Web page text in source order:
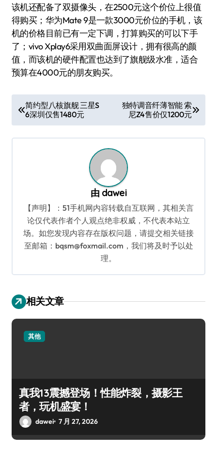
该机还配备了双摄像头，在2500元这个价位上很值
得购买；华为Mate 9是一款3000元价位的手机，该
机的价格目前已有一定下调，打算购买的可以下手
了；vivo Xplay6采用双曲面屏设计，拥有很高的颜
值，而该机的硬件配置也达到了旗舰级水准，适合
预算在4000元的朋友购买。
章
导
简约型八核旗舰 三星S
6深圳仅售1480元
独特调音纤薄智能 索
尼Z4售价仅1200元
由 dawei
【声明】：51手机网内容转载自互联网，其相关言
论仅代表作者个人观点绝非权威，不代表本站立
场。如您发现内容存在版权问题，请提交相关链接
至邮箱：bqsm@foxmail.com，我们将及时予以处
理。
相关文章
其他
真我13震撼登场！性能炸裂，摄影王
者，玩机盛宴！
dawei 7 月 27, 2026